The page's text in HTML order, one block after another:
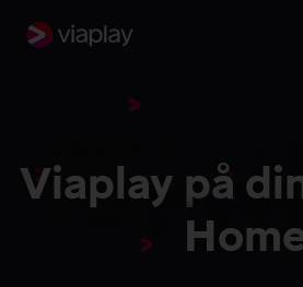
Viaplay på